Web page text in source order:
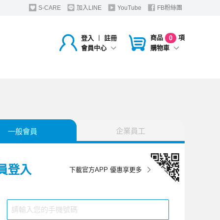
S-CARE 加入LINE YouTube FB粉絲團
登入 ︱
註冊
會員中心
商品 0
項
購物車
下載官方APP 優惠享更多
一般會員 企業員工
登入